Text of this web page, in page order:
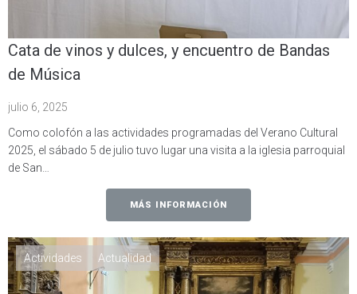
Cata de vinos y dulces, y encuentro de Bandas
de Música
julio 6, 2025
Como colofón a las actividades programadas del Verano Cultural
2025, el sábado 5 de julio tuvo lugar una visita a la iglesia parroquial
de San…
MÁS INFORMACIÓN
Actividades Actualidad